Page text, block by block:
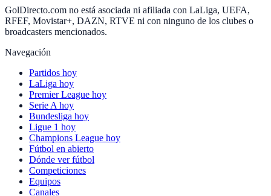
GolDirecto.com no está asociada ni afiliada con LaLiga, UEFA,
RFEF, Movistar+, DAZN, RTVE ni con ninguno de los clubes o
broadcasters mencionados.
Navegación
Partidos hoy
LaLiga hoy
Premier League hoy
Serie A hoy
Bundesliga hoy
Ligue 1 hoy
Champions League hoy
Fútbol en abierto
Dónde ver fútbol
Competiciones
Equipos
Canales